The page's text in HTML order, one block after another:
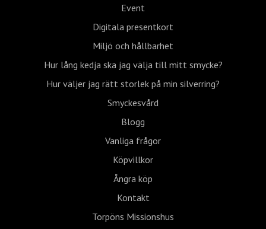
Event
Digitala presentkort
Miljö och hållbarhet
Hur lång kedja ska jag välja till mitt smycke?
Hur väljer jag rätt storlek på min silverring?
Smyckesvård
Blogg
Vanliga frågor
Köpvillkor
Ångra köp
Kontakt
Torpöns Missionshus